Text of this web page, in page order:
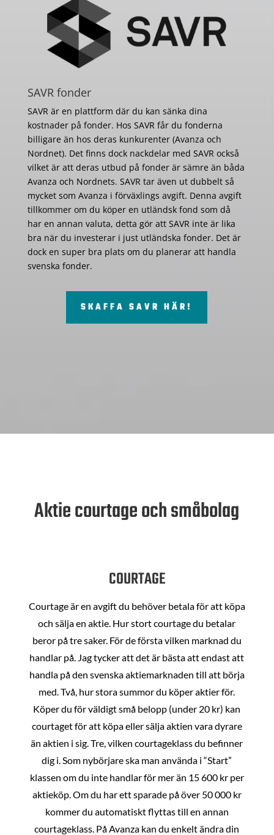
SAVR fonder
SAVR är en plattform där du kan sänka dina
kostnader på fonder. Hos SAVR får du fonderna
billigare än hos deras kunkurenter (Avanza och
Nordnet). Det finns dock nackdelar med SAVR också
vilket är att deras utbud på fonder är sämre än båda
Avanza och Nordnets. SAVR tar även ut dubbelt så
mycket som Avanza i förväxlings avgift. Denna avgift
tillkommer om du köper en utländsk fond som då
har en annan valuta, detta gör att SAVR inte är lika
bra när du investerar i just utländska fonder. Det är
dock en super bra plats om du planerar att handla
svenska fonder.
SKAFFA SAVR HÄR!
Aktie courtage och småbolag
COURTAGE
Courtage är en avgift du behöver betala för att köpa
och sälja en aktie. Hur stort courtage du betalar
beror på tre saker. För de första vilken marknad du
handlar på. Jag tycker att det är bästa att endast att
handla på den svenska aktiemarknaden till att börja
med. Två, hur stora summor du köper aktier för.
Köper du för väldigt små belopp (under 20 kr) kan
courtaget för att köpa eller sälja aktien vara dyrare
än aktien i sig. Tre, vilken courtageklass du befinner
dig i. Som nybörjare ska man använda i “Start”
klassen om du inte handlar för mer än 15 600 kr per
aktieköp. Om du har ett sparade på över 50 000 kr
kommer du automatiskt flyttas till en annan
courtageklass. På Avanza kan du enkelt ändra din